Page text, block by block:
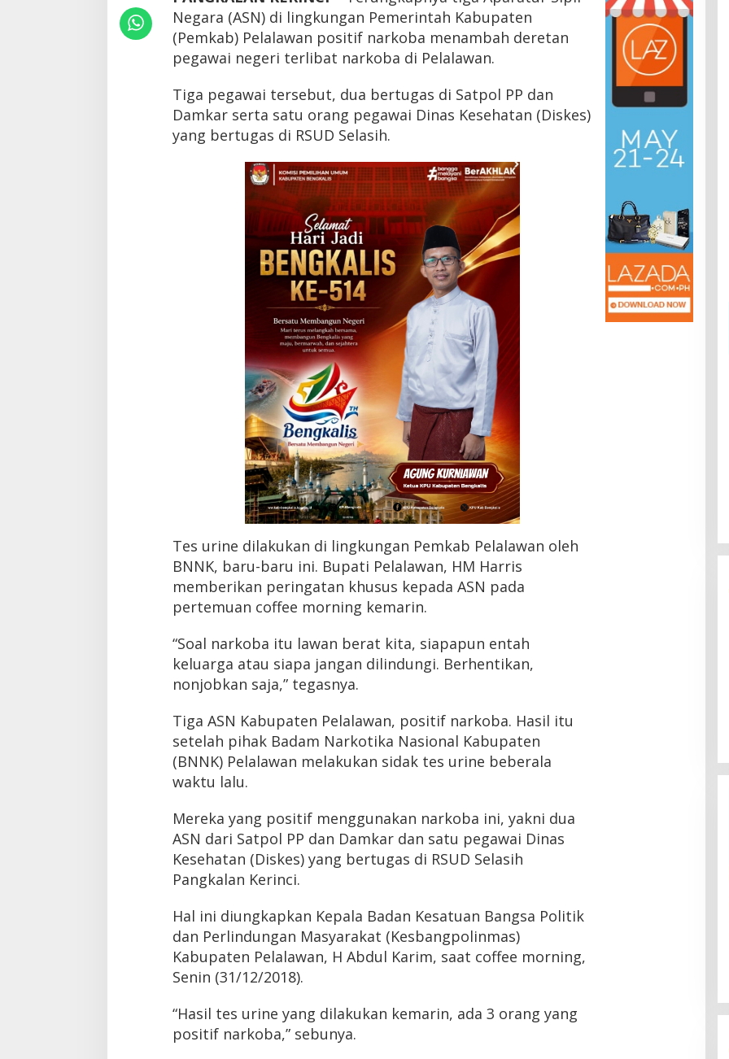
i
f
N
a
k
o
b
a
I
n
a
a
B
i
Negara (ASN) di lingkungan Pemerintah Kabupaten
(Pemkab) Pelalawan positif narkoba menambah deretan
pegawai negeri terlibat narkoba di Pelalawan.
Tiga pegawai tersebut, dua bertugas di Satpol PP dan
Damkar serta satu orang pegawai Dinas Kesehatan (Diskes)
yang bertugas di RSUD Selasih.
Tes urine dilakukan di lingkungan Pemkab Pelalawan oleh
BNNK, baru-baru ini. Bupati Pelalawan, HM Harris
memberikan peringatan khusus kepada ASN pada
pertemuan coffee morning kemarin.
“Soal narkoba itu lawan berat kita, siapapun entah
keluarga atau siapa jangan dilindungi. Berhentikan,
nonjobkan saja,” tegasnya.
Tiga ASN Kabupaten Pelalawan, positif narkoba. Hasil itu
setelah pihak Badam Narkotika Nasional Kabupaten
(BNNK) Pelalawan melakukan sidak tes urine beberala
waktu lalu.
Mereka yang positif menggunakan narkoba ini, yakni dua
ASN dari Satpol PP dan Damkar dan satu pegawai Dinas
Kesehatan (Diskes) yang bertugas di RSUD Selasih
Pangkalan Kerinci.
Hal ini diungkapkan Kepala Badan Kesatuan Bangsa Politik
dan Perlindungan Masyarakat (Kesbangpolinmas)
Kabupaten Pelalawan, H Abdul Karim, saat coffee morning,
Senin (31/12/2018).
“Hasil tes urine yang dilakukan kemarin, ada 3 orang yang
positif narkoba,” sebunya.
HMI Pelalawan “Semprot”
2026